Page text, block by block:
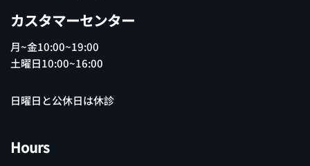
カスタマーセンター
月~金10:00~19:00
土曜日10:00~16:00
日曜日と公休日は休診
Hours